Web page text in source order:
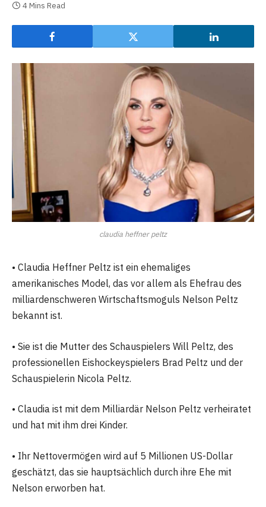
4 Mins Read
claudia heffner peltz
• Claudia Heffner Peltz ist ein ehemaliges
amerikanisches Model, das vor allem als Ehefrau des
milliardenschweren Wirtschaftsmoguls Nelson Peltz
bekannt ist.
• Sie ist die Mutter des Schauspielers Will Peltz, des
professionellen Eishockeyspielers Brad Peltz und der
Schauspielerin Nicola Peltz.
• Claudia ist mit dem Milliardär Nelson Peltz verheiratet
und hat mit ihm drei Kinder.
• Ihr Nettovermögen wird auf 5 Millionen US-Dollar
geschätzt, das sie hauptsächlich durch ihre Ehe mit
Nelson erworben hat.